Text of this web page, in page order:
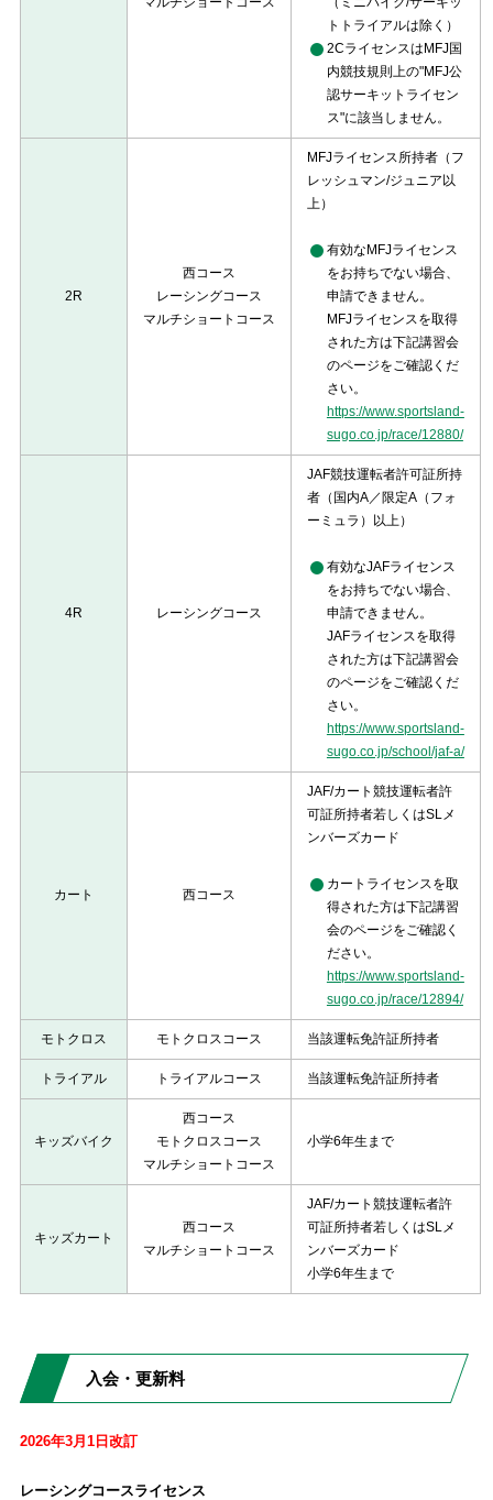
トトライアルは除く）
2CライセンスはMFJ国
内競技規則上の"MFJ公
認サーキットライセン
ス"に該当しません。
2R
西コース
レーシングコース
マルチショートコース
MFJライセンス所持者（フ
レッシュマン/ジュニア以
上）
有効なMFJライセンス
をお持ちでない場合、
申請できません。
MFJライセンスを取得
された方は下記講習会
のページをご確認くだ
さい。
https://www.sportsland-
sugo.co.jp/race/12880/
4R レーシングコース
JAF競技運転者許可証所持
者（国内A／限定A（フォ
ーミュラ）以上）
有効なJAFライセンス
をお持ちでない場合、
申請できません。
JAFライセンスを取得
された方は下記講習会
のページをご確認くだ
さい。
https://www.sportsland-
sugo.co.jp/school/jaf-a/
カート 西コース
JAF/カート競技運転者許
可証所持者若しくはSLメ
ンバーズカード
カートライセンスを取
得された方は下記講習
会のページをご確認く
ださい。
https://www.sportsland-
sugo.co.jp/race/12894/
モトクロス モトクロスコース 当該運転免許証所持者
トライアル トライアルコース 当該運転免許証所持者
キッズバイク
西コース
モトクロスコース
マルチショートコース
小学6年生まで
キッズカート
西コース
マルチショートコース
JAF/カート競技運転者許
可証所持者若しくはSLメ
ンバーズカード
小学6年生まで
入会・更新料
2026年3月1日改訂
レーシングコースライセンス